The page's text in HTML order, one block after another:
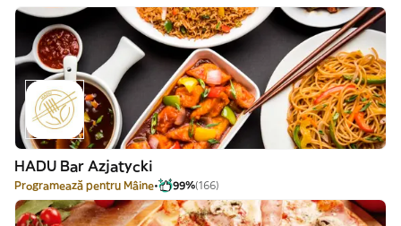
HADU Bar Azjatycki
Programează pentru Mâine 99%(166)